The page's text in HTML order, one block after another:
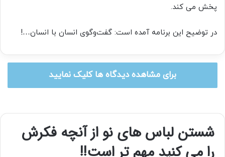
پخش می کند.
در توضیح این برنامه آمده است: گفت‌و‌گوی انسان با انسان…!
برای مشاهده دیدگاه ها کلیک نمایید